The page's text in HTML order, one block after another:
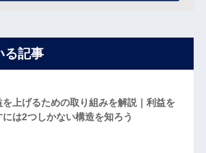
る記事
を上げるための取り組みを解説｜利益を
には2つしかない構造を知ろう